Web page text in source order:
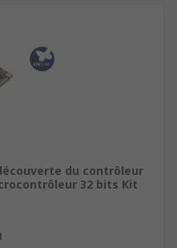
du contrôleur
32 bits Kit